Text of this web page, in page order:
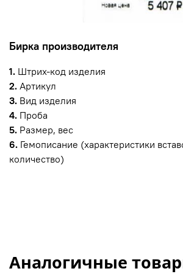
Бирка производителя
1. Штрих-код изделия
2. Артикул
3. Вид изделия
4. Проба
5. Размер, вес
6. Гемописание (характеристики
количество)
Аналогичные